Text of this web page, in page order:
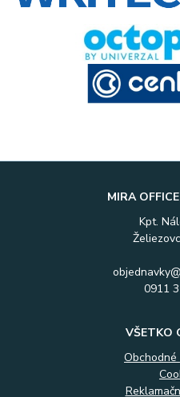
MIRA
Kpt.
0911
VŠETKO
Obchodné